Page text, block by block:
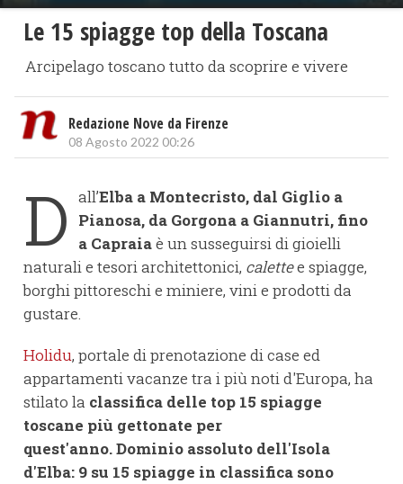
Le 15 spiagge top della Toscana
Arcipelago toscano tutto da scoprire e vivere
Redazione Nove da Firenze
08 Agosto 2022 00:26
D all’Elba a Montecristo, dal Giglio a
Pianosa, da Gorgona a Giannutri, fino
a Capraiaè un susseguirsi di gioielli
naturali e tesori architettonici, calettee spiagge,
borghi pittoreschi e miniere, vini e prodotti da
gustare.
Holidu, portale di prenotazione di case ed
appartamenti vacanze tra i più noti d'Europa, ha
stilato la classifica delle top 15 spiagge
toscane più gettonate per
quest'anno.Dominio assoluto dell'Isola
d'Elba: 9 su 15 spiagge in classifica sono